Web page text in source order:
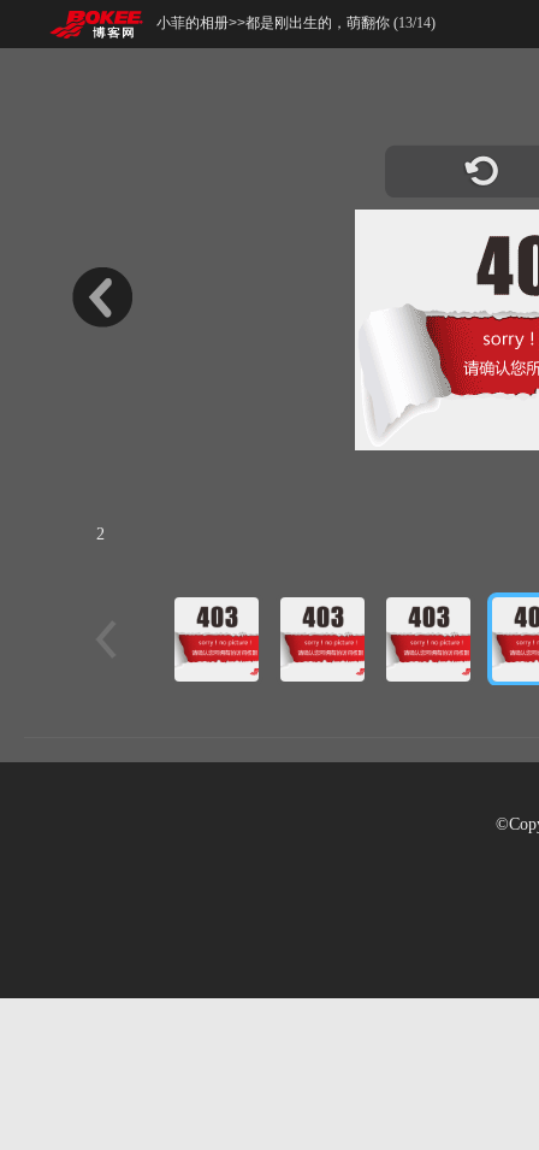
小菲的相册>>都是刚出生的，萌翻你 (13/14)
2